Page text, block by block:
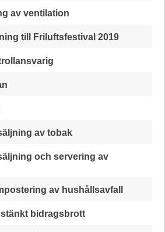
av ventilation
till Friluftsfestival 2019
av tobak
och servering av
av hushållsavfall
bidragsbrott